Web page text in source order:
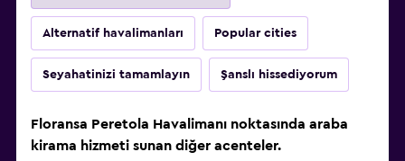
Alternatif havalimanları Popular cities
Seyahatinizi tamamlayın Şanslı hissediyorum
Floransa Peretola Havalimanı noktasında araba
kirama hizmeti sunan diğer acenteler.